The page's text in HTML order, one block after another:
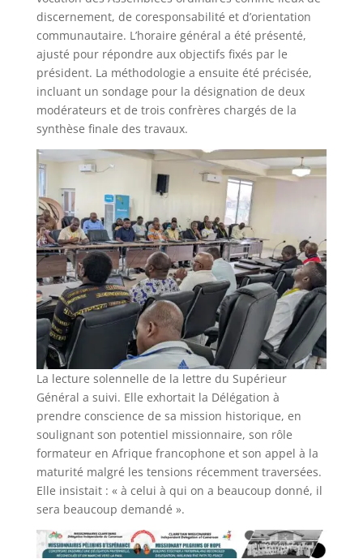
discernement, de coresponsabilité et d’orientation
communautaire. L’horaire général a été présenté,
ajusté pour répondre aux objectifs fixés par le
président. La méthodologie a ensuite été précisée,
incluant un sondage pour la désignation de deux
modérateurs et de trois confrères chargés de la
synthèse finale des travaux.
La lecture solennelle de la lettre du Supérieur
Général a suivi. Elle exhortait la Délégation à
prendre conscience de sa mission historique, en
soulignant son potentiel missionnaire, son rôle
formateur en Afrique francophone et son appel à la
maturité malgré les tensions récemment traversées.
Elle insistait : « à celui à qui on a beaucoup donné, il
sera beaucoup demandé ».